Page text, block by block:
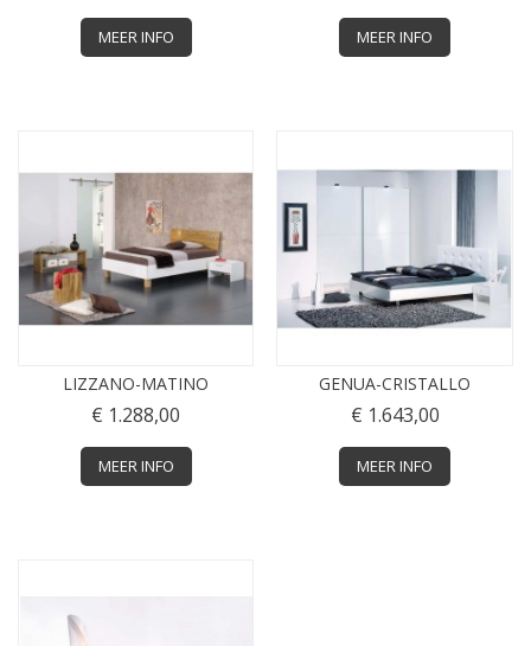
MEER INFO MEER INFO
LIZZANO-MATINO
€ 1.288,00
MEER INFO
GENUA-CRISTALLO
€ 1.643,00
MEER INFO